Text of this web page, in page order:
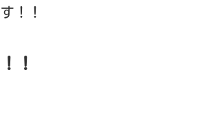
！！
！